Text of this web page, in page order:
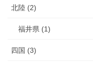
北陸 (2)
福井県 (1)
四国 (3)